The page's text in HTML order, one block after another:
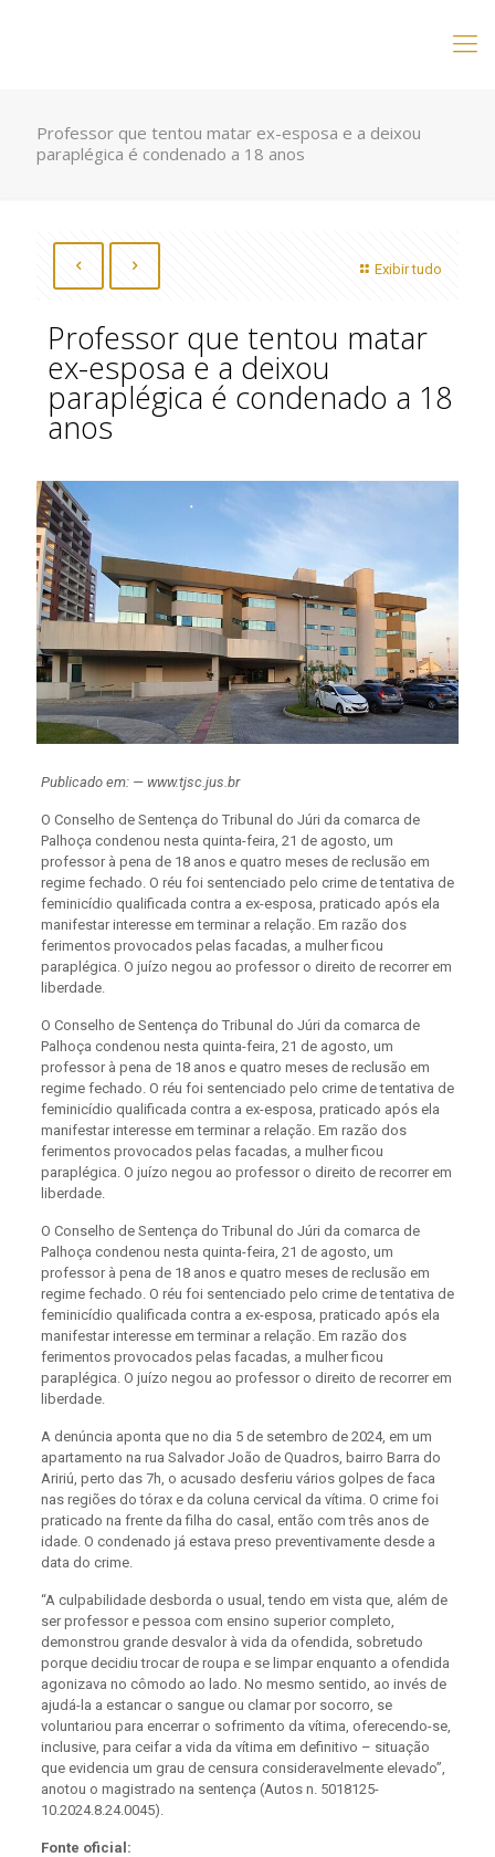
Professor que tentou matar ex-esposa e a deixou
paraplégica é condenado a 18 anos
Exibir tudo
Professor que tentou matar
ex-esposa e a deixou
paraplégica é condenado a 18
anos
Publicado em: — www.tjsc.jus.br
O Conselho de Sentença do Tribunal do Júri da comarca de
Palhoça condenou nesta quinta-feira, 21 de agosto, um
professor à pena de 18 anos e quatro meses de reclusão em
regime fechado. O réu foi sentenciado pelo crime de tentativa de
feminicídio qualificada contra a ex-esposa, praticado após ela
manifestar interesse em terminar a relação. Em razão dos
ferimentos provocados pelas facadas, a mulher ficou
paraplégica. O juízo negou ao professor o direito de recorrer em
liberdade.
O Conselho de Sentença do Tribunal do Júri da comarca de
Palhoça condenou nesta quinta-feira, 21 de agosto, um
professor à pena de 18 anos e quatro meses de reclusão em
regime fechado. O réu foi sentenciado pelo crime de tentativa de
feminicídio qualificada contra a ex-esposa, praticado após ela
manifestar interesse em terminar a relação. Em razão dos
ferimentos provocados pelas facadas, a mulher ficou
paraplégica. O juízo negou ao professor o direito de recorrer em
liberdade.
O Conselho de Sentença do Tribunal do Júri da comarca de
Palhoça condenou nesta quinta-feira, 21 de agosto, um
professor à pena de 18 anos e quatro meses de reclusão em
regime fechado. O réu foi sentenciado pelo crime de tentativa de
feminicídio qualificada contra a ex-esposa, praticado após ela
manifestar interesse em terminar a relação. Em razão dos
ferimentos provocados pelas facadas, a mulher ficou
paraplégica. O juízo negou ao professor o direito de recorrer em
liberdade.
A denúncia aponta que no dia 5 de setembro de 2024, em um
apartamento na rua Salvador João de Quadros, bairro Barra do
Aririú, perto das 7h, o acusado desferiu vários golpes de faca
nas regiões do tórax e da coluna cervical da vítima. O crime foi
praticado na frente da filha do casal, então com três anos de
idade. O condenado já estava preso preventivamente desde a
data do crime.
“A culpabilidade desborda o usual, tendo em vista que, além de
ser professor e pessoa com ensino superior completo,
demonstrou grande desvalor à vida da ofendida, sobretudo
porque decidiu trocar de roupa e se limpar enquanto a ofendida
agonizava no cômodo ao lado. No mesmo sentido, ao invés de
ajudá-la a estancar o sangue ou clamar por socorro, se
voluntariou para encerrar o sofrimento da vítima, oferecendo-se,
inclusive, para ceifar a vida da vítima em definitivo – situação
que evidencia um grau de censura consideravelmente elevado”,
anotou o magistrado na sentença (Autos n. 5018125-
10.2024.8.24.0045).
Fonte oficial: